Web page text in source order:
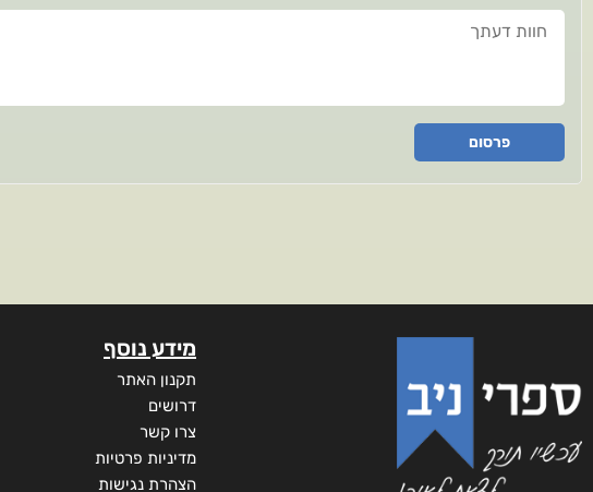
חוות דעתך
פרסום
מידע נוסף
תקנון האתר
דרושים
צרו קשר
מדיניות פרטיות
הצהרת נגישות